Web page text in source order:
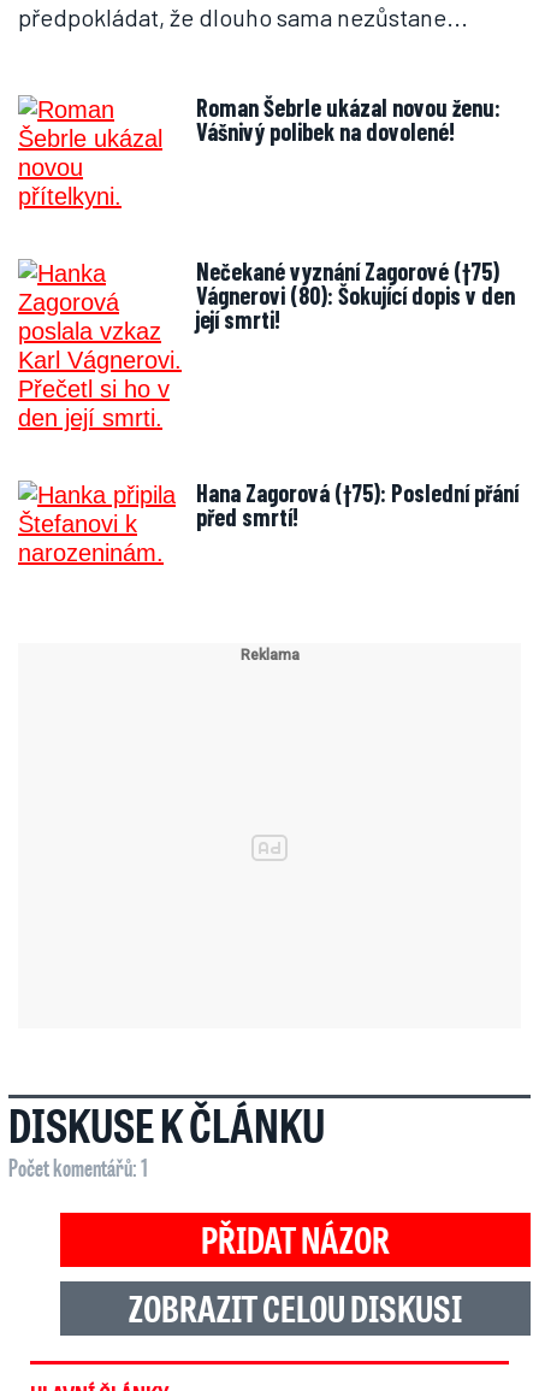
předpokládat, že dlouho sama nezůstane...
Roman Šebrle ukázal novou ženu:
Vášnivý polibek na dovolené!
Nečekané vyznání Zagorové (†75)
Vágnerovi (80): Šokující dopis v den
její smrti!
Hana Zagorová (†75): Poslední přání
před smrtí!
DISKUSE K ČLÁNKU
Počet komentářů: 1
PŘIDAT NÁZOR
ZOBRAZIT CELOU DISKUSI